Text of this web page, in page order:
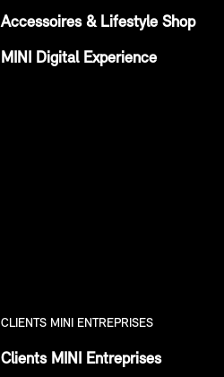
Accessoires & Lifestyle Shop
MINI Digital Experience
CLIENTS MINI ENTREPRISES
Clients MINI Entreprises